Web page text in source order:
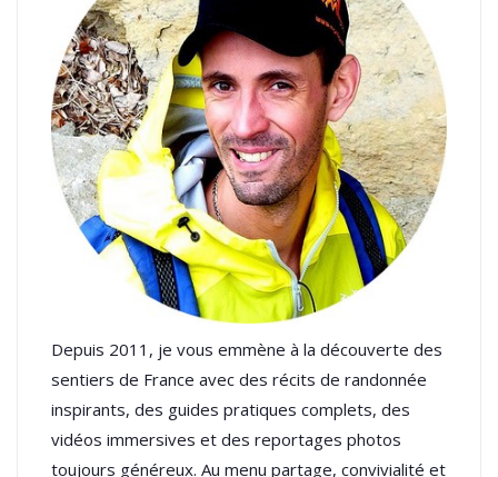
Depuis 2011, je vous emmène à la découverte des
sentiers de France avec des récits de randonnée
inspirants, des guides pratiques complets, des
vidéos immersives et des reportages photos
toujours généreux. Au menu partage, convivialité et